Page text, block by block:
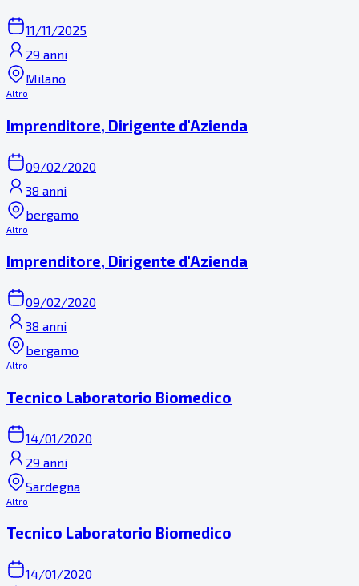
11/11/2025
29 anni
Milano
Altro
Imprenditore, Dirigente d'Azienda
09/02/2020
38 anni
bergamo
Altro
Imprenditore, Dirigente d'Azienda
09/02/2020
38 anni
bergamo
Altro
Tecnico Laboratorio Biomedico
14/01/2020
29 anni
Sardegna
Altro
Tecnico Laboratorio Biomedico
14/01/2020